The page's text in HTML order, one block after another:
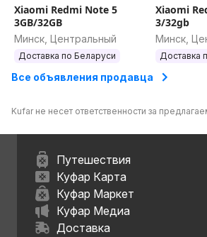
Xiaomi Redmi Note 5
3GB/32GB
Минск, Центральный
Доставка по Беларуси
Xiaomi
3/32gb
Минск,
Доставка
Все объявления продавца
Kufar не несет ответственности за
Путешествия
Куфар Карта
Куфар Маркет
Куфар Медиа
Доставка